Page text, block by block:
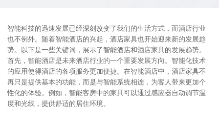
智能科技的迅速发展已经深刻改变了我们的生活方式，而酒店行业
也不例外。随着智能酒店的兴起，酒店家具也开始迎来新的发展趋
势。以下是一些关键词，展示了智能酒店和酒店家具的发展趋势。
首先，智能酒店是未来酒店行业的一个重要发展方向。智能化技术
的应用使得酒店的各项服务更加便捷。在智能酒店中，酒店家具不
再只是提供基本的功能，而是与智能系统相连，为客人带来更加个
性化的体验。例如，智能客房中的家具可以通过感应器自动调节温
度和光线，提供舒适的居住环境。